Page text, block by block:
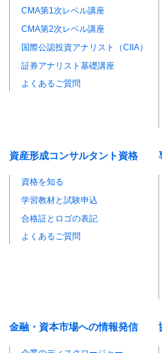
CMA第1次レベル講座
CMA第2次レベル講座
国際公認投資アナリスト（CIIA）
証券アナリスト基礎講座
よくあるご質問
資産形成コンサルタント資格
資格を知る
学習教材と試験申込
合格証とロゴの表記
よくあるご質問
金融・資本市場への情報発信